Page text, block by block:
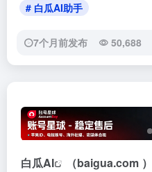
# 白瓜AI助手
7个月前发布 50,688
白瓜AI
（baigua.com